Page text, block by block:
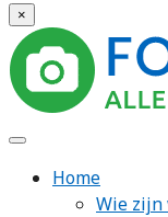
×
Home
Wie zijn